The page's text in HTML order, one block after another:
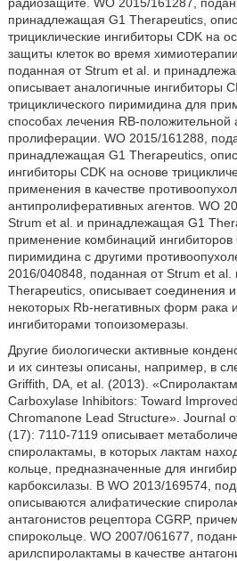
принадлежащая G1 Therapeutics,
трициклические ингибиторы CDK на
защиты клеток во время
поданная от Strum et al. и
описывает аналогичные ингибиторы
трициклического пиримидина для
способах лечения RB-положительной
пролиферации. WO 2015/161288,
принадлежащая G1 Therapeutics,
ингибиторы CDK на основе
применения в качестве
антипролиферативных агентов. WO
Strum et al. и принадлежащая G1
применение комбинаций ингибиторов
пиримидина с другими
2016/040848, поданная от Strum et
Therapeutics, описывает соединения
некоторых Rb-негативных форм рака
ингибиторами топоизомеразы.
Другие биологически активные
и их синтезы описаны, например, в
Griffith, DA, et al. (2013).
Carboxylase Inhibitors: Toward
Chromanone Lead Structure». Journal
(17): 7110-7119 описывает
спиролактамы, в которых лактам
кольце, предназначенные для
карбоксилазы. В WO 2013/169574,
описываются алифатические
антагонистов рецептора CGRP,
спирокольце. WO 2007/061677,
арилспиролактамы в качестве